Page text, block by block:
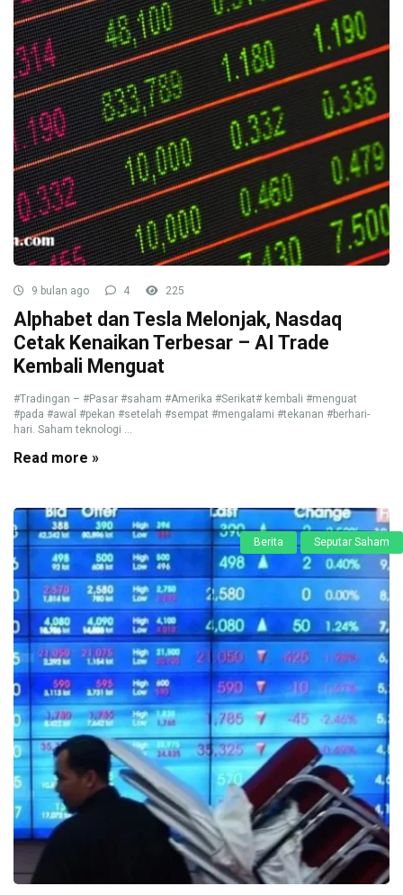
9 bulan ago 4 225
Alphabet dan Tesla Melonjak, Nasdaq
Cetak Kenaikan Terbesar – AI Trade
Kembali Menguat
#Tradingan – #Pasar #saham #Amerika #Serikat# kembali #menguat
#pada #awal #pekan #setelah #sempat #mengalami #tekanan #berhari-
hari. Saham teknologi ...
Read more »
Berita Seputar Saham